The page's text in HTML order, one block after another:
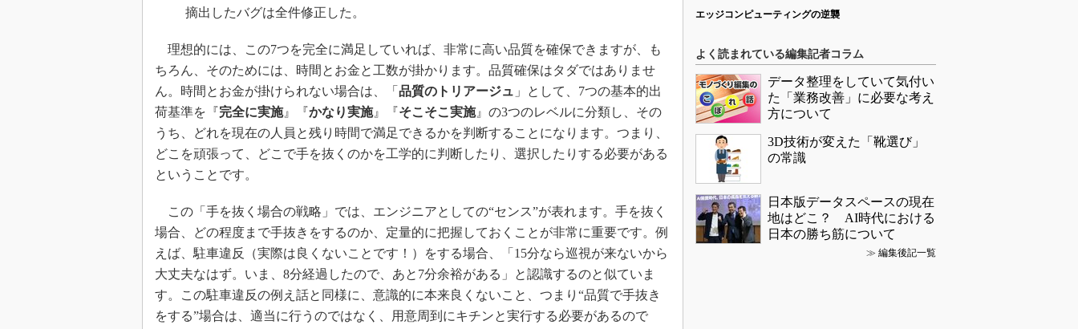
摘出したバグは全件修正した。
理想的には、この7つを完全に満足していれば、非常に高い品質を確保できますが、も
ちろん、そのためには、時間とお金と工数が掛かります。品質確保はタダではありませ
ん。時間とお金が掛けられない場合は、「 品質のトリアージュ 」として、7つの基本的出
荷基準を『完全に実施』『かなり実施』『そこそこ実施』の3つのレベルに分類し、その
うち、どれを現在の人員と残り時間で満足できるかを判断することになります。つまり、
どこを頑張って、どこで手を抜くのかを工学的に判断したり、選択したりする必要がある
ということです。
この「手を抜く場合の戦略」では、エンジニアとしての“センス”が表れます。手を抜く
場合、どの程度まで手抜きをするのか、定量的に把握しておくことが非常に重要です。例
えば、駐車違反（実際は良くないことです！）をする場合、「15分なら巡視が来ないから
大丈夫なはず。いま、8分経過したので、あと7分余裕がある」と認識するのと似ていま
す。この駐車違反の例え話と同様に、意識的に本来良くないこと、つまり“品質で手抜き
をする”場合は、適当に行うのではなく、用意周到にキチンと実行する必要があるので
エッジコンピューティングの逆襲
よく読まれている編集記者コラム
データ整理をしていて気付い
た「業務改善」に必要な考え
方について
3D技術が変えた「靴選び」
の常識
日本版データスペースの現在
地はどこ？ AI時代における
日本の勝ち筋について
≫ 編集後記一覧